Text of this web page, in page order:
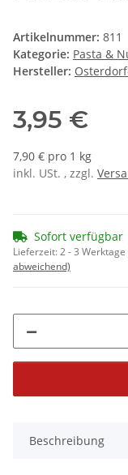
Artikelnummer: 811
Kategorie: Pasta &
Hersteller:
3,95 €
7,90 € pro 1 kg
inkl. USt. , zzgl.
Sofort verfügbar
Lieferzeit:2 - 3 Werktage
abweichend)
Beschreibung